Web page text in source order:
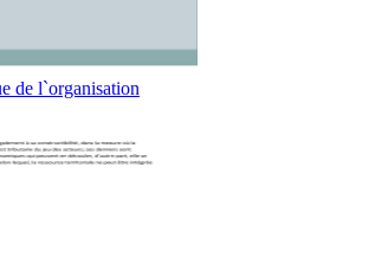
de l`organisation